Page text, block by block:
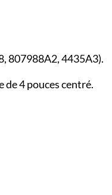
807988A2, 4435A3).
4 pouces centré.